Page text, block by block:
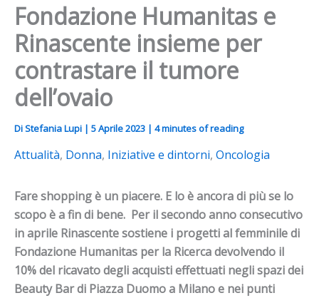
Fondazione Humanitas e
Rinascente insieme per
contrastare il tumore
dell’ovaio
DiStefania Lupi | 5 Aprile 2023 | 4 minutes of reading
Attualità, Donna, Iniziative e dintorni, Oncologia
Fare shopping è un piacere. E lo è ancora di più se lo
scopo è a fin di bene. Per il secondo anno consecutivo
in aprile Rinascente sostiene i progetti al femminile di
Fondazione Humanitas per la Ricerca devolvendo il
10% del ricavato degli acquisti effettuati negli spazi dei
Beauty Bar di Piazza Duomo a Milano e nei punti